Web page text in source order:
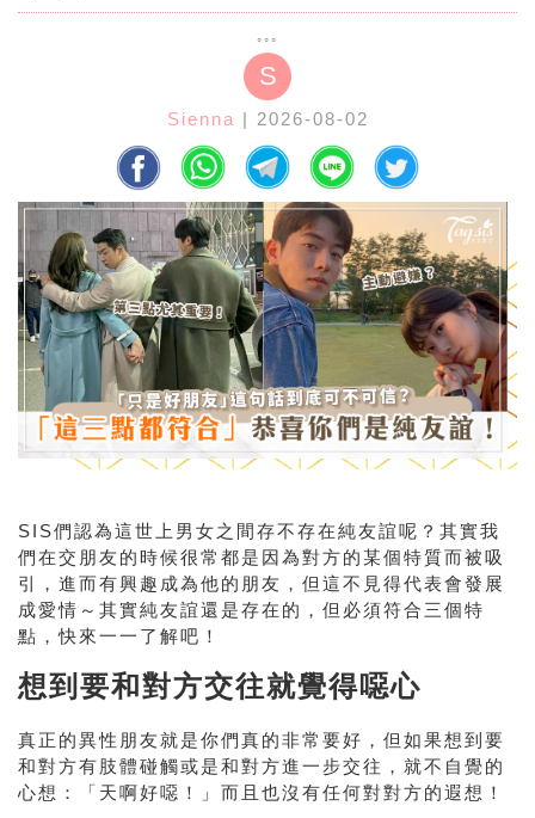
S
Sienna | 2026-08-02
SIS們認為這世上男女之間存不存在純友誼呢？其實我
們在交朋友的時候很常都是因為對方的某個特質而被吸
引，進而有興趣成為他的朋友，但這不見得代表會發展
成愛情～其實純友誼還是存在的，但必須符合三個特
點，快來一一了解吧！
想到要和對方交往就覺得噁心
真正的異性朋友就是你們真的非常要好，但如果想到要
和對方有肢體碰觸或是和對方進一步交往，就不自覺的
心想：「天啊好噁！」而且也沒有任何對對方的遐想！